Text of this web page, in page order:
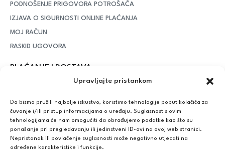
Upravljajte pristankom
Da bismo pružili najbolje iskustvo, koristimo tehnologije poput kolačića za
čuvanje i/ili pristup informacijama o uređaju. Suglasnost s ovim
tehnologijama će nam omogućiti da obrađujemo podatke kao što su
ponašanje pri pregledavanju ili jedinstveni ID-ovi na ovoj web stranici.
Nepristanak ili povlačenje suglasnosti može negativno utjecati na
određene karakteristike i funkcije.
PODNOŠENJE PRIGOVORA POTROŠAČA
IZJAVA O SIGURNOSTI ONLINE PLAĆANJA
MOJ RAČUN
RASKID UGOVORA
PLAĆANJE I DOSTAVA
– iznad potrošenih 55 eura dostava je
Plaćanje:
Bankovna transakcija, plaćanje prilikom preuzimanja, CorvusPay